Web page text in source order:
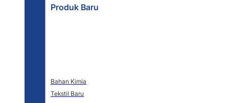
Produk Baru
Bahan Kimia
Tekstil Baru